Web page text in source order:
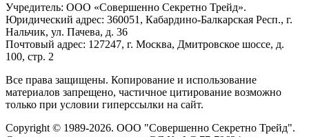
Учредитель: ООО «Совершенно Секретно Трейд».
Юридический адрес: 360051, Кабардино-Балкарская Респ., г.
Нальчик, ул. Пачева, д. 36
Почтовый адрес: 127247, г. Москва, Дмитровское шоссе, д.
100, стр. 2
Все права защищены. Копирование и использование
материалов запрещено, частичное цитирование возможно
только при условии гиперссылки на сайт.
Copyright © 1989-2026. ООО "Совершенно Секретно Трейд".